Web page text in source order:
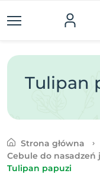
Tulipan
Strona główna
Cebule do nasadzeń
Tulipan papuzi